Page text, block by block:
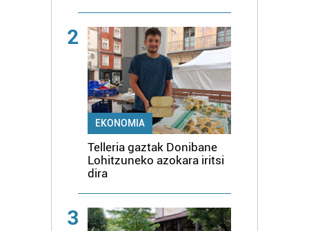
2
EKONOMIA
Telleria gaztak Donibane
Lohitzuneko azokara iritsi
dira
3